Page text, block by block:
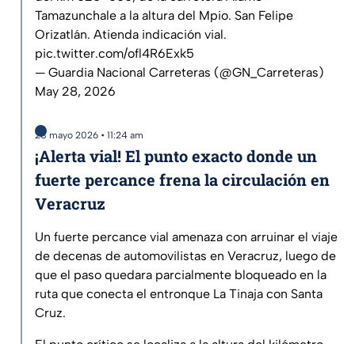
Tamazunchale a la altura del Mpio. San Felipe
Orizatlán. Atienda indicación vial.
pic.twitter.com/ofl4R6Exk5
— Guardia Nacional Carreteras (@GN_Carreteras)
May 28, 2026
28 mayo 2026 • 11:24 am
¡Alerta vial! El punto exacto donde un
fuerte percance frena la circulación en
Veracruz
Un fuerte percance vial amenaza con arruinar el viaje
de decenas de automovilistas en Veracruz, luego de
que el paso quedara parcialmente bloqueado en la
ruta que conecta el entronque La Tinaja con Santa
Cruz.